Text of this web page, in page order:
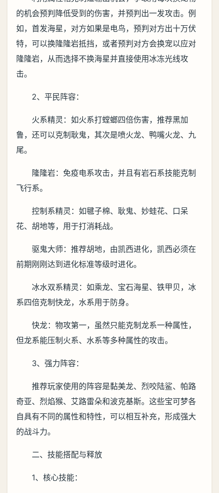
的机会预判降低受到的伤害，并预判出一发攻击。例
如，首发海星，对方如果是电鸟，预判对方出十万伏
特，可以换隆隆岩抵挡，或者预判对方会换宠以应对
隆隆岩，从而选择不换海星并直接使用冰冻光线攻
击。
2、平民阵容：
火系精灵：如火系打螳螂四倍伤害，推荐黑加
鲁，还可以克制耿鬼，其次是喷火龙、鸭嘴火龙、九
尾。
隆隆岩：免疫电系攻击，并且有岩石系技能克制
飞行系。
控制系精灵：如毽子棉、耿鬼、妙蛙花、口呆
花、胡地等，用于打消耗战。
驱鬼大师：推荐胡地，由凯西进化，凯西必须在
前期刚刚达到进化标准等级时进化。
冰水双系精灵：如乘龙、宝石海星、铁甲贝，冰
系四倍克制快龙，水系用于防身。
快龙：物攻第一，虽然只能克制龙系一种属性，
但龙系能压制火系、水系等多种属性的攻击。
3、强力阵容：
推荐玩家使用的阵容是黏美龙、烈咬陆鲨、帕路
奇亚、烈焰猴、艾路雷朵和波克基斯。这些宝可梦各
自具有不同的属性和特性，可以相互补充，形成强大
的战斗力。
二、技能搭配与释放
1、核心技能：